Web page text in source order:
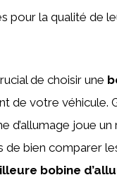
pour la qualité de
de choisir une
de votre véhicule.
d’allumage joue
de bien comparer
bobine